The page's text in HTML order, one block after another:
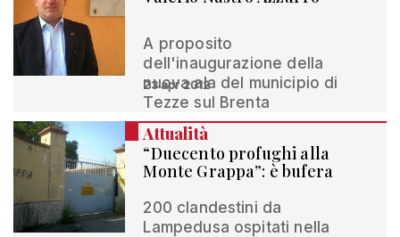
A proposito
dell'inaugurazione della
nuova ala del municipio di
Tezze sul Brenta
23 apr 2012
Attualità
“Duecento profughi alla
Monte Grappa”: è bufera
200 clandestini da
Lampedusa ospitati nella